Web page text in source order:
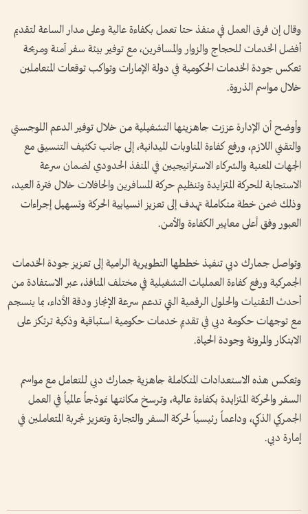
وقال إن فرق العمل في منفذ حتا تعمل بكفاءة عالية وعلى مدار الساعة لتقديم
أفضل الخدمات للحجاج والزوار والمسافرين، مع توفير بيئة سفر آمنة ومريحة
تعكس جودة الخدمات الحكومية في دولة الإمارات وتواكب توقعات المتعاملين
خلال مواسم الذروة.
وأوضح أن الإدارة عززت جاهزيتها التشغيلية من خلال توفير الدعم اللوجستي
والتقني اللازم، ورفع كفاءة المناوبات الميدانية، إلى جانب تكثيف التنسيق مع
الجهات المعنية والشركاء الاستراتيجيين في المنفذ الحدودي لضمان سرعة
الاستجابة للحركة المتزايدة وتنظيم حركة المسافرين والحافلات خلال فترة العيد،
وذلك ضمن خطة متكاملة تهدف إلى تعزيز انسيابية الحركة وتسهيل إجراءات
العبور وفق أعلى معايير الكفاءة والأمن.
وتواصل جمارك دبي تنفيذ خططها التطويرية الرامية إلى تعزيز جودة الخدمات
الجمركية ورفع كفاءة العمليات التشغيلية في مختلف المنافذ، عبر الاستفادة من
أحدث التقنيات والحلول الرقمية التي تدعم سرعة الإنجاز ودقة الأداء، بما ينسجم
مع توجهات حكومة دبي في تقديم خدمات حكومية استباقية وذكية ترتكز على
الابتكار والمرونة وجودة الحياة.
وتعكس هذه الاستعدادات المتكاملة جاهزية جمارك دبي للتعامل مع مواسم
السفر والحركة المتزايدة بكفاءة عالية، وترسخ مكانتها نموذجاً عالمياً في العمل
الجمركي الذكي، وداعماً رئيسياً لحركة السفر والتجارة وتعزيز تجربة المتعاملين في
إمارة دبي.